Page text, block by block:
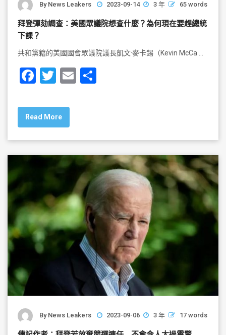
By News Leakers 2023-09-14 3 年 65 words
拜登彈劾調查：美國眾議院想查什麼？為何現在要趕總統
下課？
共和黨籍的美國國會眾議院議長凱文·麥卡錫（Kevin McCa …
F
c
e
b
o
o
T
tt
er
E
Read More
By News Leakers 2023-09-06 3 年 17 words